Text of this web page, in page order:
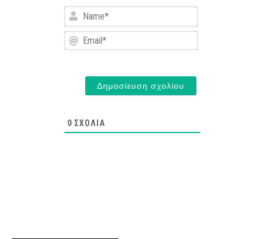
Name*
Email*
0 ΣΧΌΛΙΑ